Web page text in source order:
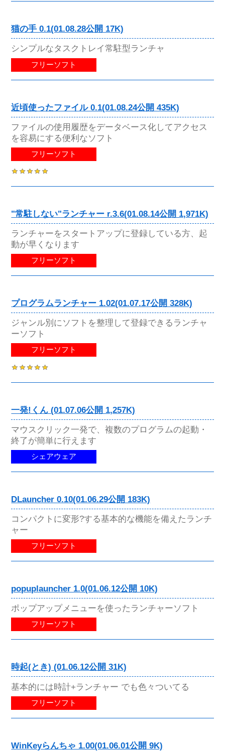
猫の手 0.1(01.08.28公開 17K)
シンプルなタスクトレイ常駐型ランチャ
フリーソフト
近頃使ったファイル 0.1(01.08.24公開 435K)
ファイルの使用履歴をデータベース化してアクセス
を容易にする便利なソフト
フリーソフト
"常駐しない"ランチャー r.3.6(01.08.14公開 1,971K)
ランチャーをスタートアップに登録している方、起
動が早くなります
フリーソフト
プログラムランチャー 1.02(01.07.17公開 328K)
ジャンル別にソフトを整理して登録できるランチャ
ーソフト
フリーソフト
一発!くん (01.07.06公開 1,257K)
マウスクリック一発で、複数のプログラムの起動・
終了が簡単に行えます
シェアウェア
DLauncher 0.10(01.06.29公開 183K)
コンパクトに変形?する基本的な機能を備えたランチ
ャー
フリーソフト
popuplauncher 1.0(01.06.12公開 10K)
ポップアップメニューを使ったランチャーソフト
フリーソフト
時起(とき) (01.06.12公開 31K)
基本的には時計+ランチャー でも色々ついてる
フリーソフト
WinKeyらんちゃ 1.00(01.06.01公開 9K)